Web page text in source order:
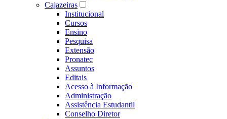
Cajazeiras
Institucional
Cursos
Ensino
Pesquisa
Extensão
Pronatec
Assuntos
Editais
Acesso à Informação
Administração
Assistência Estudantil
Conselho Diretor